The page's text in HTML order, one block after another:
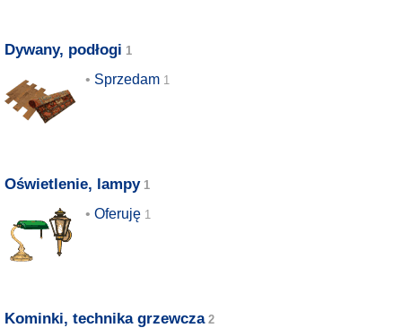
Dywany, podłogi
Sprzedam
Oświetlenie, lampy
Oferuję
Kominki, technika grzewcza